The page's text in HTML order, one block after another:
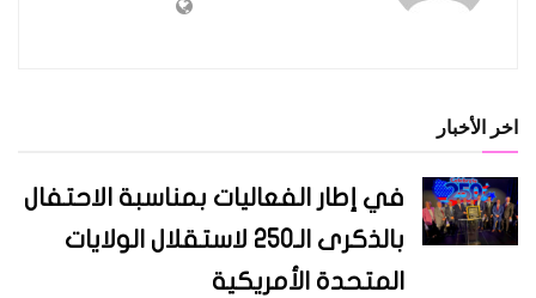
اخر الأخبار
في إطار الفعاليات بمناسبة الاحتفال
بالذكرى الـ250 لاستقلال الولايات
المتحدة الأمريكية